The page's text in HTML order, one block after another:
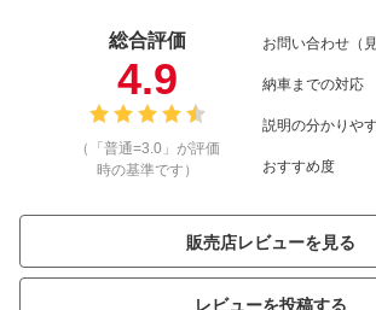
総合評価
4.9
（「普通=3.0」が評価
時の基準です）
お問い合わせ（見
納車までの対応
説明の分かりや
おすすめ度
販売店レビューを見る
レビューを投稿する